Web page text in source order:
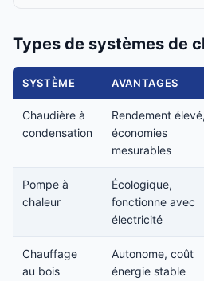
Types de systèmes de
SYSTÈME AVANTAGES
Chaudière à
condensation
Rendement élevé,
économies
mesurables
Pompe à
chaleur
Écologique,
fonctionne avec
électricité
Chauffage
au bois
Autonome, coût
énergie stable